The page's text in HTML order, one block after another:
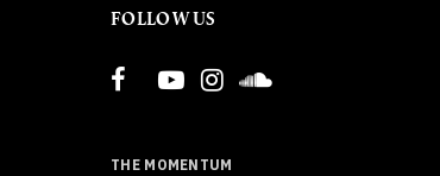
FOLLOW US
THE MOMENTUM